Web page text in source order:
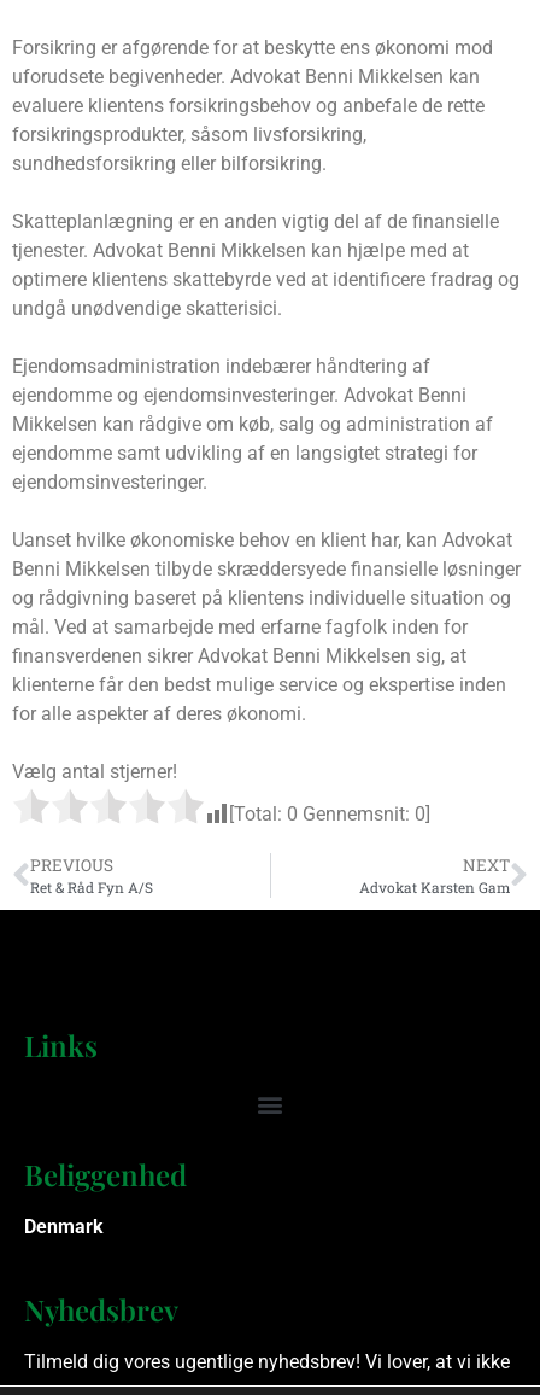
Forsikring er afgørende for at beskytte ens økonomi mod
uforudsete begivenheder. Advokat Benni Mikkelsen kan
evaluere klientens forsikringsbehov og anbefale de rette
forsikringsprodukter, såsom livsforsikring,
sundhedsforsikring eller bilforsikring.
Skatteplanlægning er en anden vigtig del af de finansielle
tjenester. Advokat Benni Mikkelsen kan hjælpe med at
optimere klientens skattebyrde ved at identificere fradrag og
undgå unødvendige skatterisici.
Ejendomsadministration indebærer håndtering af
ejendomme og ejendomsinvesteringer. Advokat Benni
Mikkelsen kan rådgive om køb, salg og administration af
ejendomme samt udvikling af en langsigtet strategi for
ejendomsinvesteringer.
Uanset hvilke økonomiske behov en klient har, kan Advokat
Benni Mikkelsen tilbyde skræddersyede finansielle løsninger
og rådgivning baseret på klientens individuelle situation og
mål. Ved at samarbejde med erfarne fagfolk inden for
finansverdenen sikrer Advokat Benni Mikkelsen sig, at
klienterne får den bedst mulige service og ekspertise inden
for alle aspekter af deres økonomi.
Vælg antal stjerner!
[Total: 0 Gennemsnit: 0
PREVIOUS
Ret & Råd Fyn A/S
NEXT
Advokat Karsten Gam
Links
Beliggenhed
Denmark
Nyhedsbrev
Tilmeld dig vores ugentlige nyhedsbrev! Vi lover, at vi ikke